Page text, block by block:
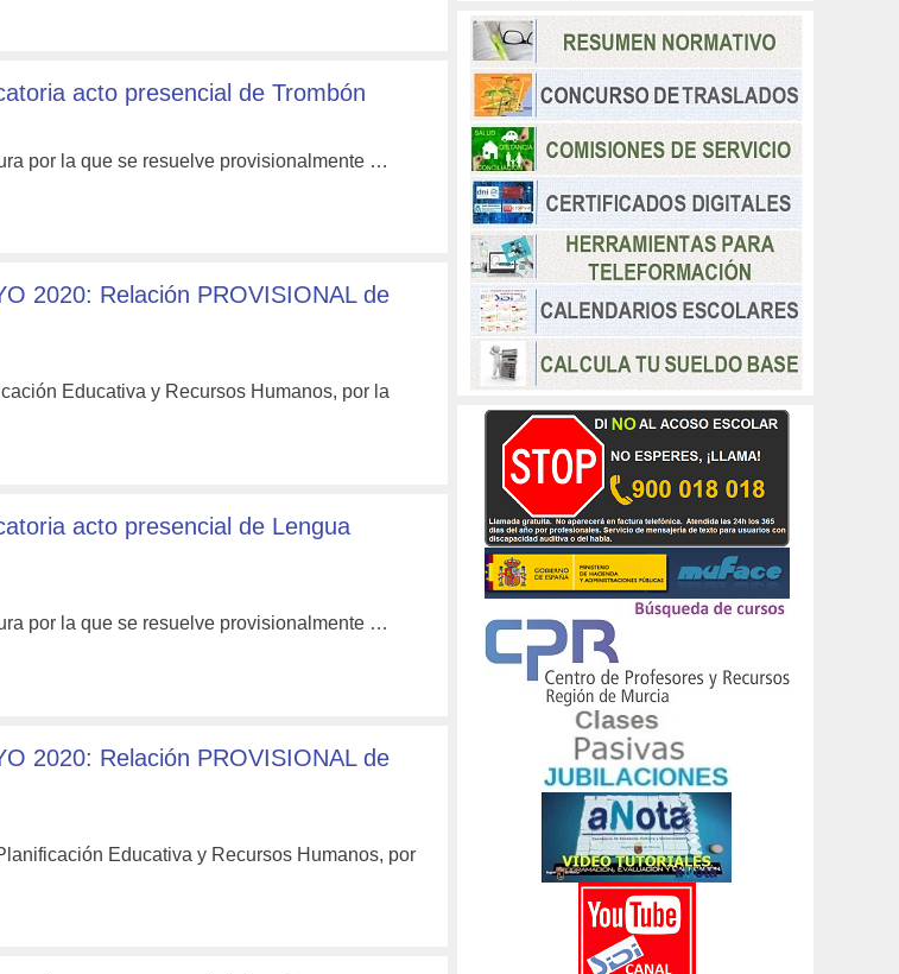
acto presencial de Trombón
por la que se resuelve provisionalmente …
2020: Relación PROVISIONAL de
Educativa y Recursos Humanos, por la
acto presencial de Lengua
por la que se resuelve provisionalmente …
2020: Relación PROVISIONAL de
Educativa y Recursos Humanos, por